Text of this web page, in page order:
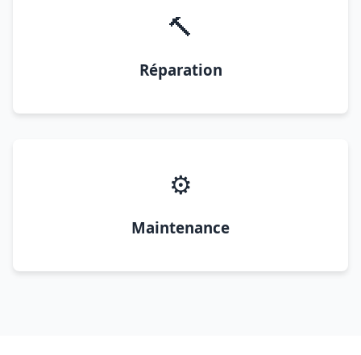
🔨
Réparation
⚙️
Maintenance